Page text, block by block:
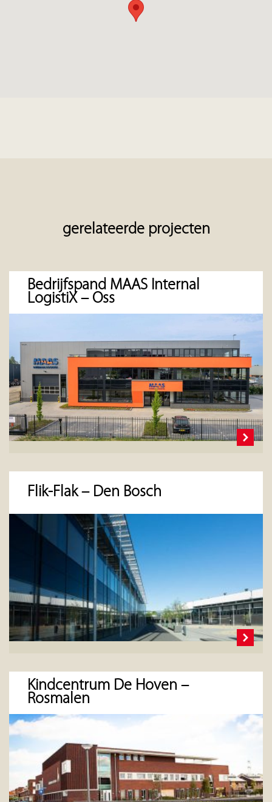
gerelateerde projecten
Bedrijfspand MAAS Internal
LogistiX – Oss
Flik-Flak – Den Bosch
Kindcentrum De Hoven –
Rosmalen